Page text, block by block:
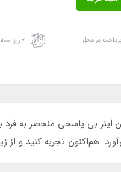
در محل ۷ روز ضمانت بازگشت
بی پاسخی منحصر به فرد
هم‌اکنون تجربه کنید و از